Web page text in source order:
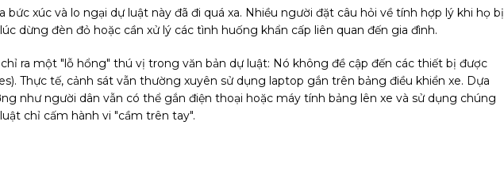
bức xúc và lo ngại dự luật này đã đi quá xa. Nhiều người đặt câu hỏi về tính hợp lý khi họ bị
dừng đèn đỏ hoặc cần xử lý các tình huống khẩn cấp liên quan đến gia đình.
ra một "lỗ hổng" thú vị trong văn bản dự luật: Nó không đề cập đến các thiết bị được
Thực tế, cảnh sát vẫn thường xuyên sử dụng laptop gắn trên bảng điều khiển xe. Dựa
như người dân vẫn có thể gắn điện thoại hoặc máy tính bảng lên xe và sử dụng chúng
chỉ cấm hành vi "cầm trên tay".